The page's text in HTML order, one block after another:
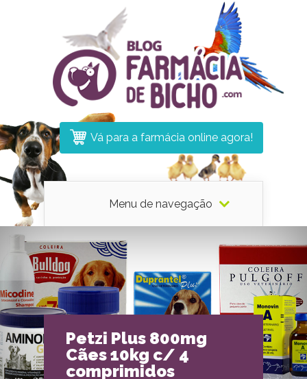
Vá para a farmácia online agora!
Menu de navegação
Petzi Plus 800mg
Cães 10kg c/ 4
comprimidos